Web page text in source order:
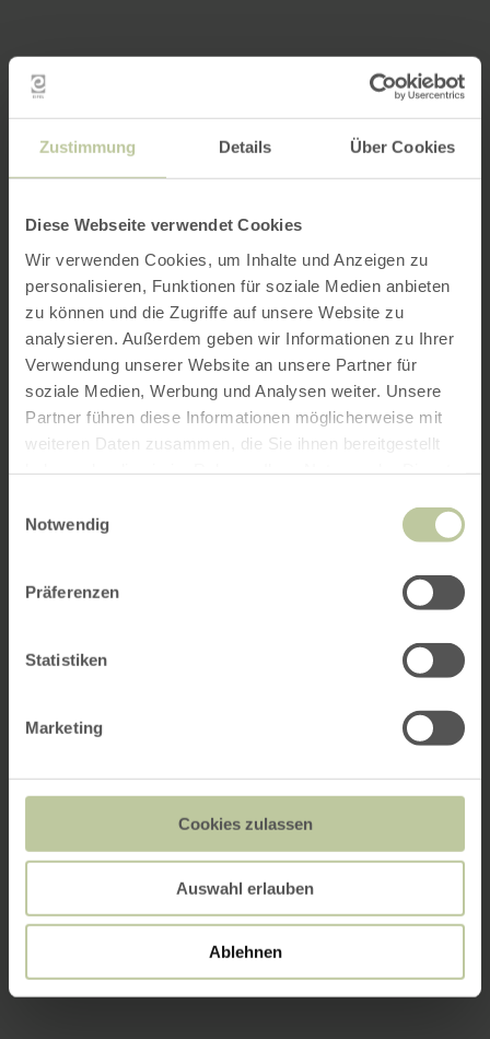
Zustimmung Details Über Cookies
Diese Webseite verwendet Cookies
Wir verwenden Cookies, um Inhalte und Anzeigen zu
personalisieren, Funktionen für soziale Medien anbieten
zu können und die Zugriffe auf unsere Website zu
analysieren. Außerdem geben wir Informationen zu Ihrer
Verwendung unserer Website an unsere Partner für
soziale Medien, Werbung und Analysen weiter. Unsere
Partner führen diese Informationen möglicherweise mit
weiteren Daten zusammen, die Sie ihnen bereitgestellt
Notwendig
Präferenzen
Statistiken
Marketing
Cookies zulassen
Auswahl erlauben
Ablehnen